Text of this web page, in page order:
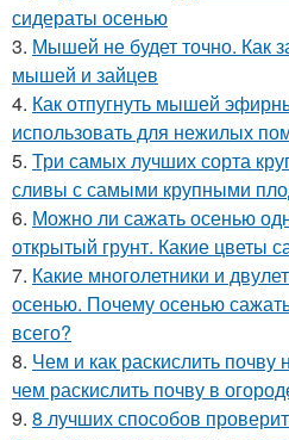
сидераты осенью
3. Мышей не будет точно. Как
мышей и зайцев
4. Как отпугнуть мышей
использовать для нежилых
5. Три самых лучших сорта
сливы с самыми крупными
6. Можно ли сажать осенью
открытый грунт. Какие цветы
7. Какие многолетники и
осенью. Почему осенью
всего?
8. Чем и как раскислить почву
чем раскислить почву в
9. 8 лучших способов